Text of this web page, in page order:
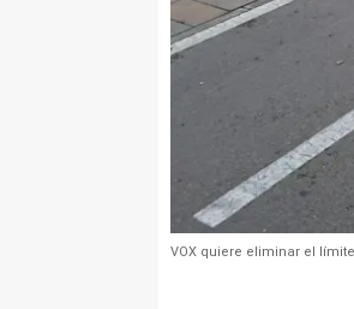
VOX quiere eliminar el